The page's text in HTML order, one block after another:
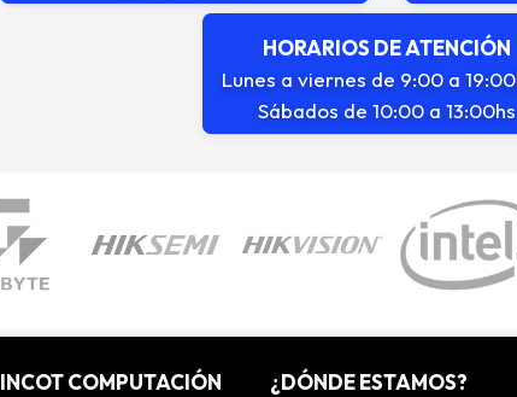
HORARIOS DE ATENCIÓN
Lunes a viernes de 9:00 a
Sábados de 10:00 a 13:00hs
INCOT COMPUTACIÓN
¿DÓNDE ESTAMOS?